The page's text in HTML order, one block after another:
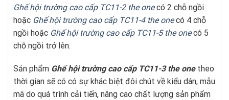
Ghế hội trường cao cấp TC11-2 the onecó 2 chỗ ngồi
hoặc Ghế hội trường cao cấp TC11-4 the onecó 4 chỗ
ngồi hoặc Ghế hội trường cao cấp TC11-5 the onecó 5
chỗ ngồi trở lên.
Sản phẩm Ghế hội trường cao cấp TC11-3 the onetheo
thời gian sẽ có có sự khác biệt đôi chút về kiểu dán, mẫu
mã do quá trình cải tiến, nâng cao chất lượng sản phẩm